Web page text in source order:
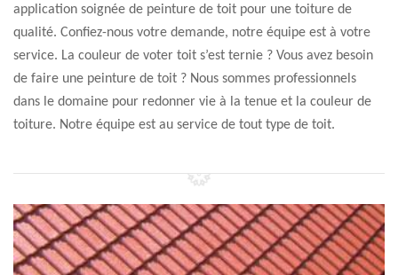
application soignée de peinture de toit pour une toiture de
qualité. Confiez-nous votre demande, notre équipe est à votre
service. La couleur de voter toit s’est ternie ? Vous avez besoin
de faire une peinture de toit ? Nous sommes professionnels
dans le domaine pour redonner vie à la tenue et la couleur de
toiture. Notre équipe est au service de tout type de toit.